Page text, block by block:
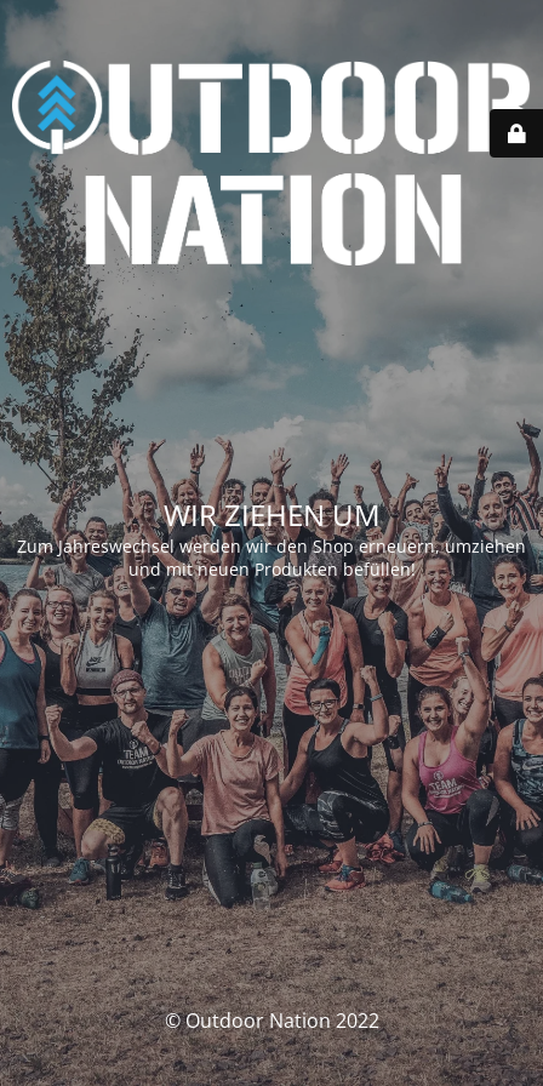
WIR ZIEHEN UM
Zum Jahreswechsel werden wir den Shop erneuern, umziehen
und mit neuen Produkten befüllen!
© Outdoor Nation 2022